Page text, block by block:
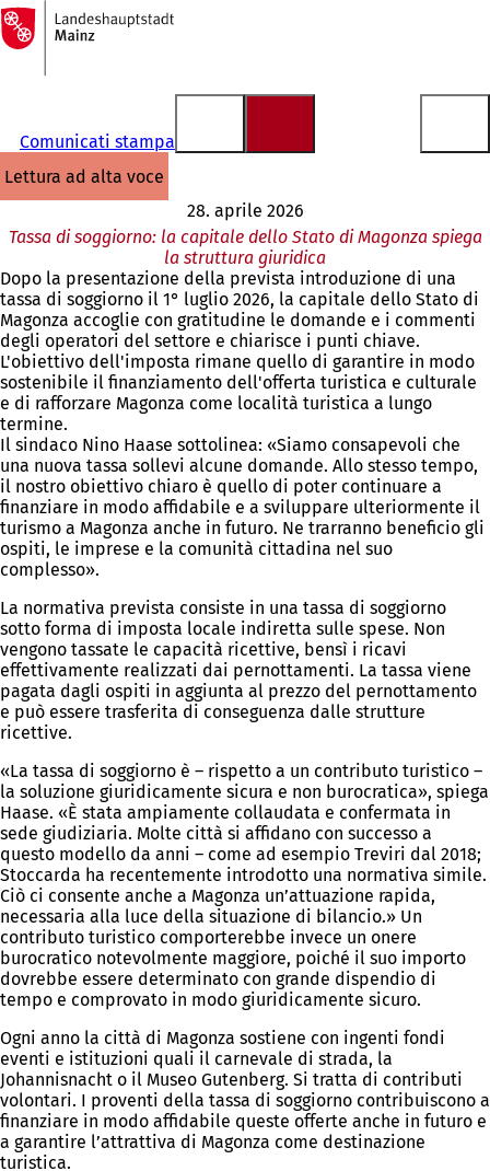
Vai al contenuto
Alla
pagina
iniziale
Comunicati stampa
lettura ad alta voce
28. aprile 2026
Tassa di soggiorno: la capitale dello Stato di Magonza spiega
la struttura giuridica
Dopo la presentazione della prevista introduzione di una
tassa di soggiorno il 1° luglio 2026, la capitale dello Stato di
Magonza accoglie con gratitudine le domande e i commenti
degli operatori del settore e chiarisce i punti chiave.
L'obiettivo dell'imposta rimane quello di garantire in modo
sostenibile il finanziamento dell'offerta turistica e culturale
e di rafforzare Magonza come località turistica a lungo
termine.
Il sindaco Nino Haase sottolinea: «Siamo consapevoli che
una nuova tassa sollevi alcune domande. Allo stesso tempo,
il nostro obiettivo chiaro è quello di poter continuare a
finanziare in modo affidabile e a sviluppare ulteriormente il
turismo a Magonza anche in futuro. Ne trarranno beneficio gli
ospiti, le imprese e la comunità cittadina nel suo
complesso».
La normativa prevista consiste in una tassa di soggiorno
sotto forma di imposta locale indiretta sulle spese. Non
vengono tassate le capacità ricettive, bensì i ricavi
effettivamente realizzati dai pernottamenti. La tassa viene
pagata dagli ospiti in aggiunta al prezzo del pernottamento
e può essere trasferita di conseguenza dalle strutture
ricettive.
«La tassa di soggiorno è – rispetto a un contributo turistico –
la soluzione giuridicamente sicura e non burocratica», spiega
Haase. «È stata ampiamente collaudata e confermata in
sede giudiziaria. Molte città si affidano con successo a
questo modello da anni – come ad esempio Treviri dal 2018;
Stoccarda ha recentemente introdotto una normativa simile.
Ciò ci consente anche a Magonza un’attuazione rapida,
necessaria alla luce della situazione di bilancio.» Un
contributo turistico comporterebbe invece un onere
burocratico notevolmente maggiore, poiché il suo importo
dovrebbe essere determinato con grande dispendio di
tempo e comprovato in modo giuridicamente sicuro.
Ogni anno la città di Magonza sostiene con ingenti fondi
eventi e istituzioni quali il carnevale di strada, la
Johannisnacht o il Museo Gutenberg. Si tratta di contributi
volontari. I proventi della tassa di soggiorno contribuiscono a
finanziare in modo affidabile queste offerte anche in futuro e
a garantire l’attrattiva di Magonza come destinazione
turistica.